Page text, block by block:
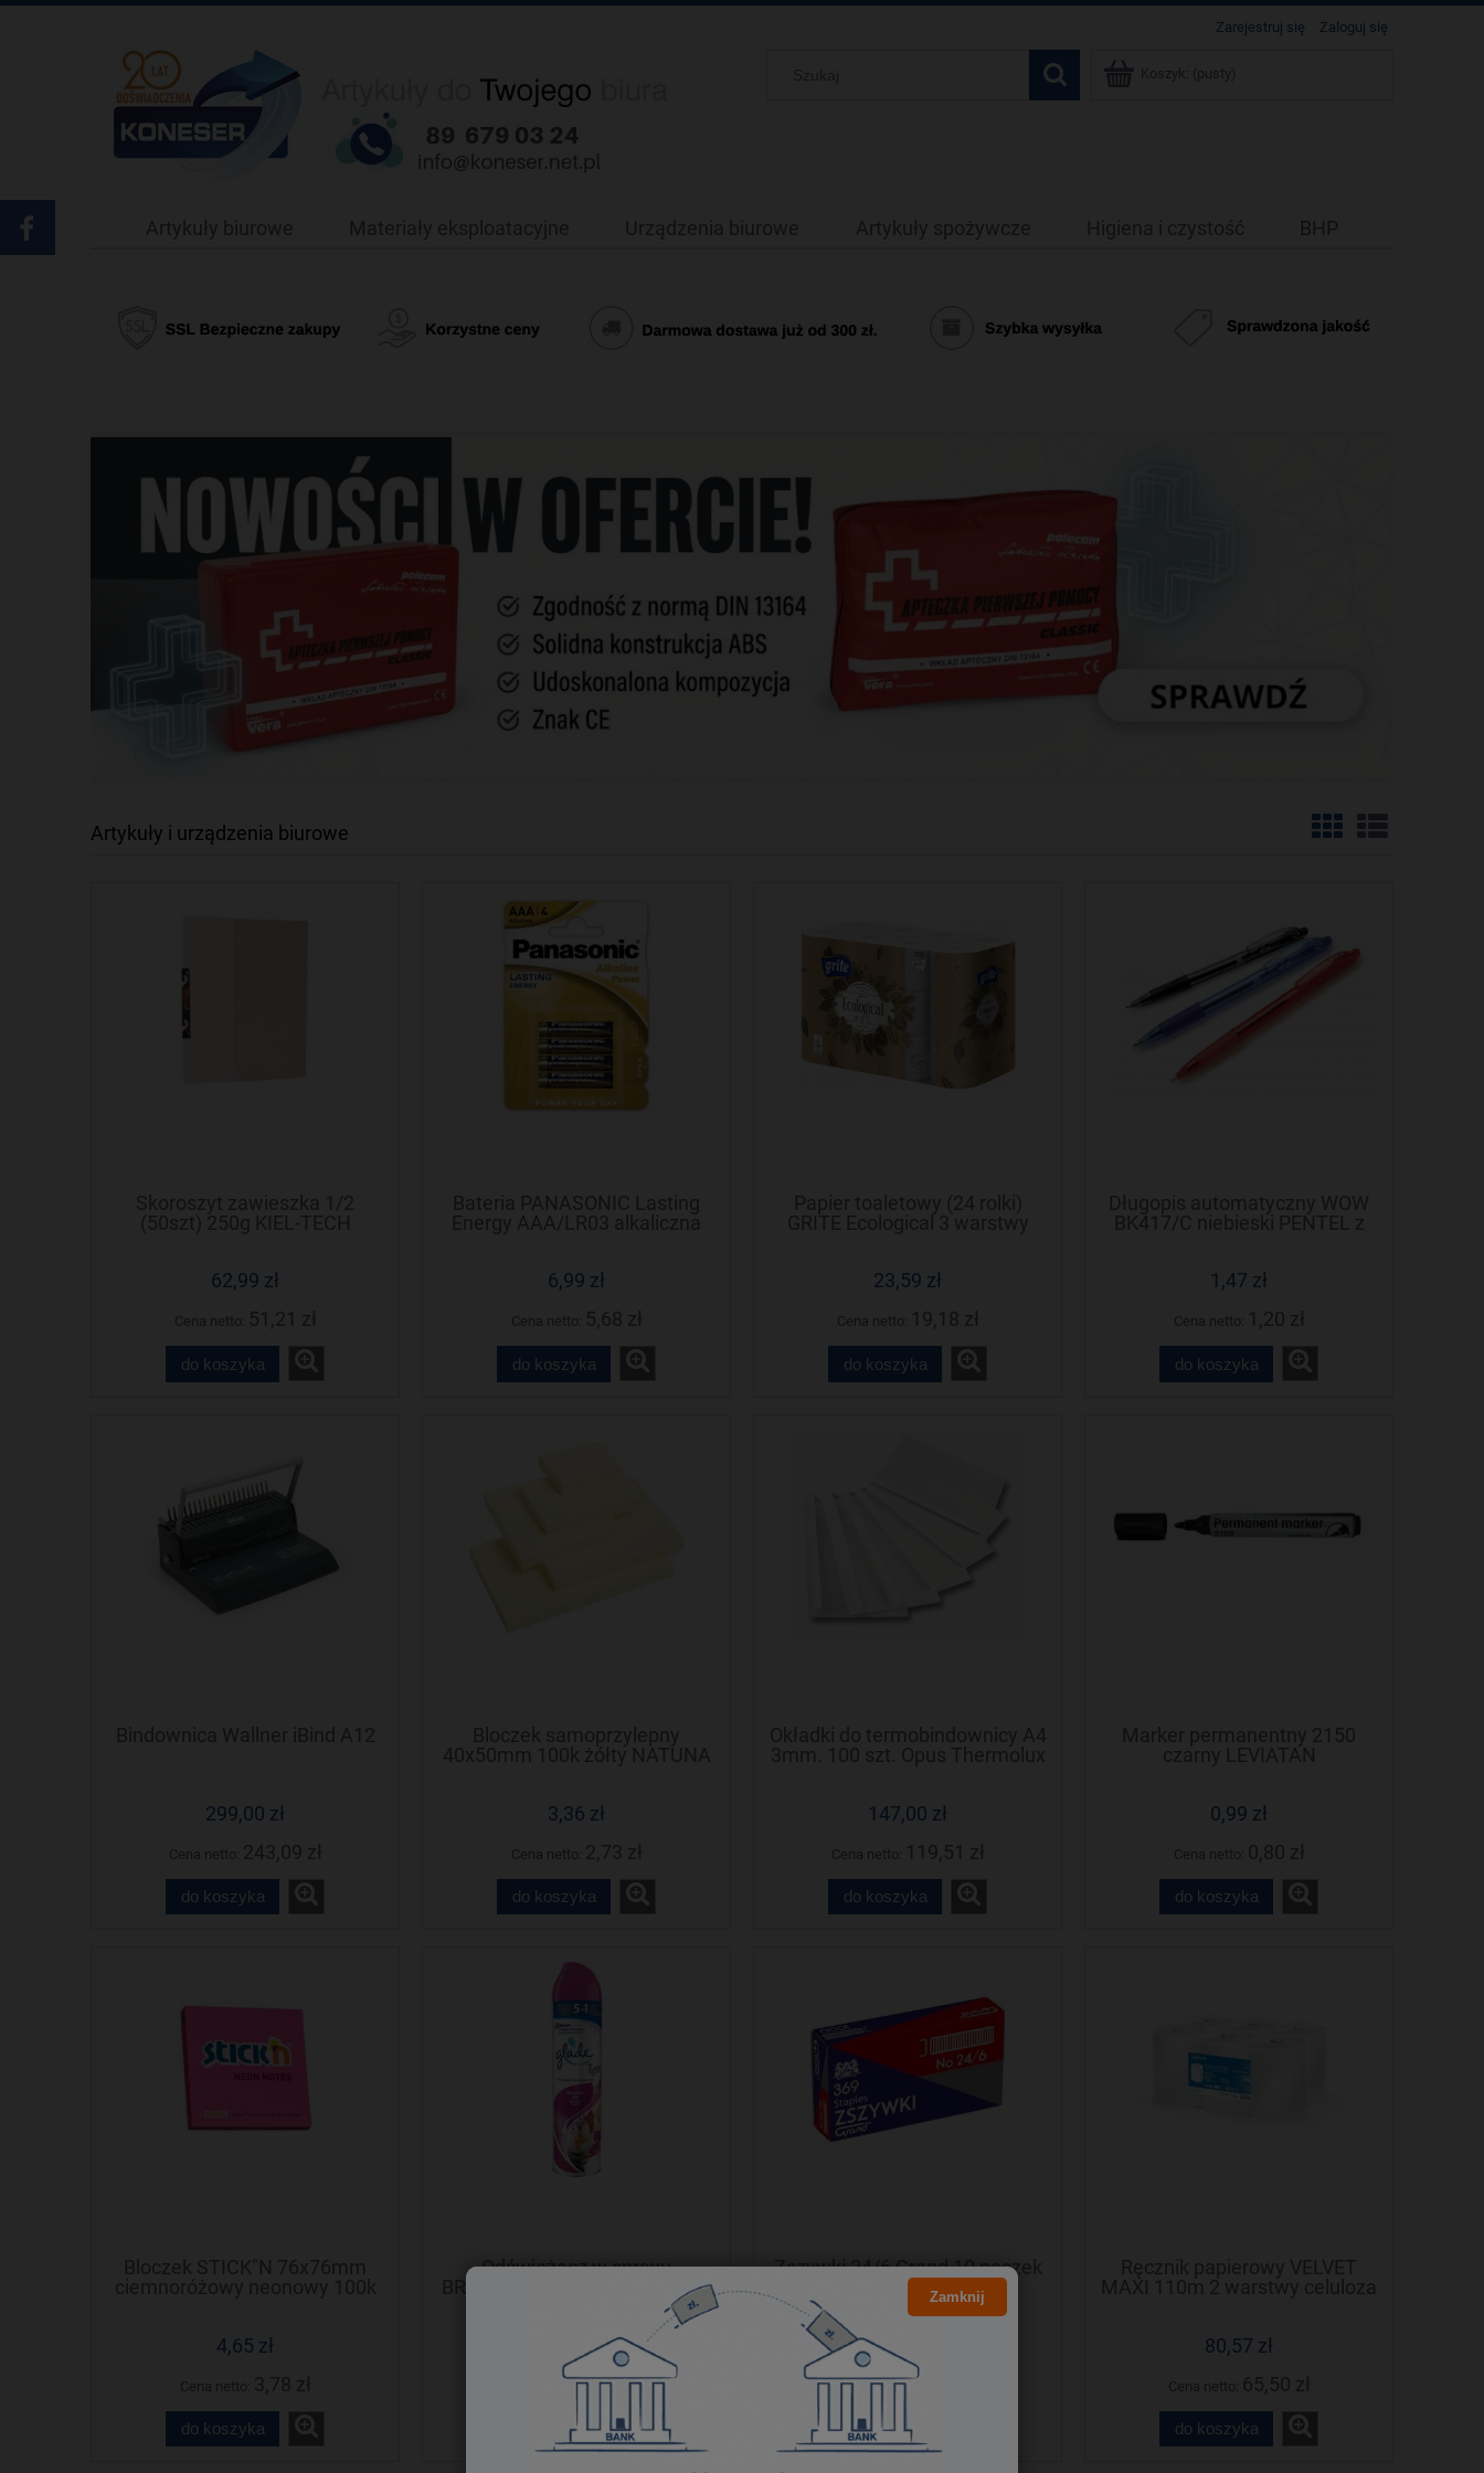
Zarejestruj się Zaloguj się
Koszyk: (pusty)
Artykuły biurowe Materiały eksploatacyjne Urządzenia biurowe Artykuły spożywcze Higiena i czystość BHP
Artykuły i urządzenia biurowe
Skoroszyt zawieszka 1/2
(50szt) 250g KIEL-TECH
62,99 zł
do koszyka
Bateria PANASONIC Lasting
Energy AAA/LR03 alkaliczna
6,99 zł
do koszyka
Papier toaletowy (24 rolki)
GRITE Ecological 3 warstwy
23,59 zł
do koszyka
Długopis automatyczny WOW
BK417/C niebieski PENTEL z
1,47 zł
do koszyka
Bindownica Wallner iBind A12
299,00 zł
do koszyka
Bloczek samoprzylepny
40x50mm 100k żółty NATUNA
3,36 zł
do koszyka
Okładki do termobindownicy A4
3mm. 100 szt. Opus Thermolux
147,00 zł
do koszyka
Marker permanentny 2150
czarny LEVIATAN
0,99 zł
do koszyka
Bloczek STICK"N 76x76mm
ciemnoróżowy neonowy 100k
4,65 zł
do koszyka
Odświeżacz w sprayu
BRISE/GLADE 300 ml Japoński
10,97 zł
Cena netto:8,92 zł
do koszyka
Zszywki 24/6 Grand 10 paczek
x 1000sztuk
12,20 zł
Cena netto: 9,92 zł
do koszyka
Ręcznik papierowy VELVET
MAXI 110m 2 warstwy celuloza
80,57 zł
do koszyka
Zamknij